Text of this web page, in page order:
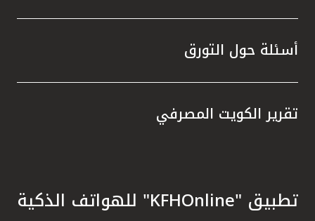
أسئلة حول التورق
تقرير الكويت المصرفي
تطبيق "KFHOnline" للهواتف الذكية